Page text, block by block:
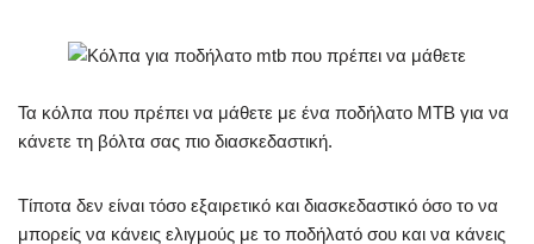
Τα κόλπα που πρέπει να μάθετε με ένα ποδήλατο ΜΤΒ για να
κάνετε τη βόλτα σας πιο διασκεδαστική.
Τίποτα δεν είναι τόσο εξαιρετικό και διασκεδαστικό όσο το να
μπορείς να κάνεις ελιγμούς με το ποδήλατό σου και να κάνεις